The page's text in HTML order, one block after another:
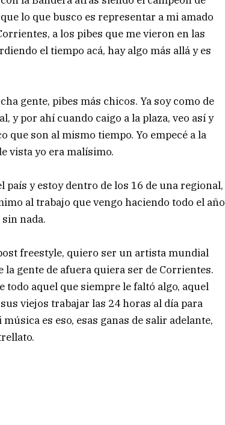
lo que busco es representar a mi amado
a los pibes que me vieron en las
el tiempo acá, hay algo más allá y es
gente, pibes más chicos. Ya soy como de
y por ahí cuando caigo a la plaza, veo así y
que son al mismo tiempo. Yo empecé a la
vista yo era malísimo.
y estoy dentro de los 16 de una regional,
al trabajo que vengo haciendo todo el año
nada.
freestyle, quiero ser un artista mundial
gente de afuera quiera ser de Corrientes.
todo aquel que siempre le faltó algo, aquel
viejos trabajar las 24 horas al día para
es eso, esas ganas de salir adelante,